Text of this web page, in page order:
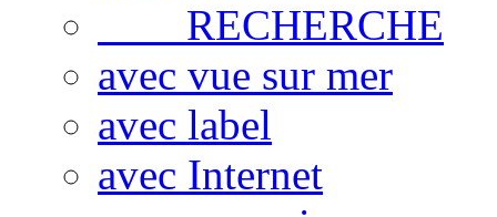
RECHERCHE
avec vue sur mer
avec label
avec Internet